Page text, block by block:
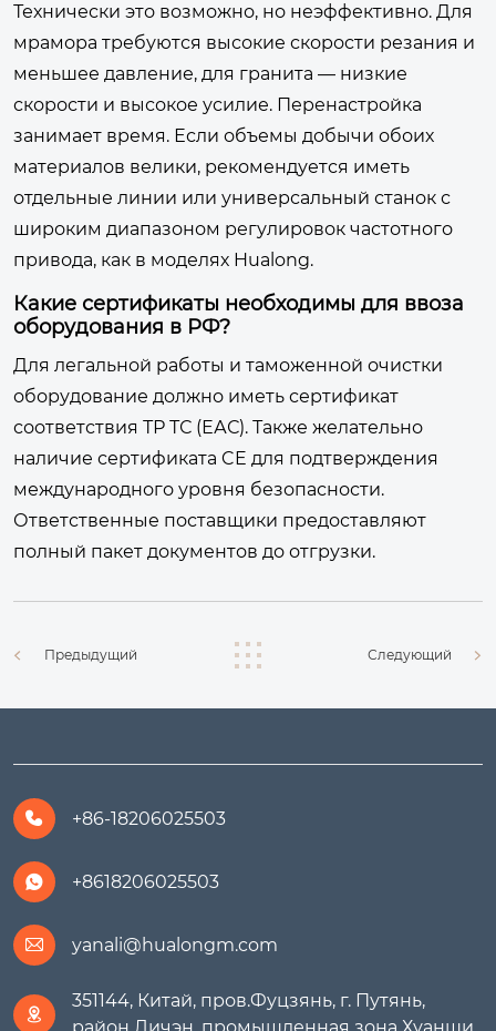
Технически это возможно, но неэффективно. Для
мрамора требуются высокие скорости резания и
меньшее давление, для гранита — низкие
скорости и высокое усилие. Перенастройка
занимает время. Если объемы добычи обоих
материалов велики, рекомендуется иметь
отдельные линии или универсальный станок с
широким диапазоном регулировок частотного
привода, как в моделях Hualong.
Какие сертификаты необходимы для ввоза
оборудования в РФ?
Для легальной работы и таможенной очистки
оборудование должно иметь сертификат
соответствия ТР ТС (ЕАС). Также желательно
наличие сертификата CE для подтверждения
международного уровня безопасности.
Ответственные поставщики предоставляют
полный пакет документов до отгрузки.
Предыдущий Следующий
 +86-18206025503
 +8618206025503
 yanali@hualongm.com

351144, Китай, пров.Фуцзянь, г. Путянь,